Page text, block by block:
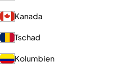
Kanada
Tschad
Kolumbien